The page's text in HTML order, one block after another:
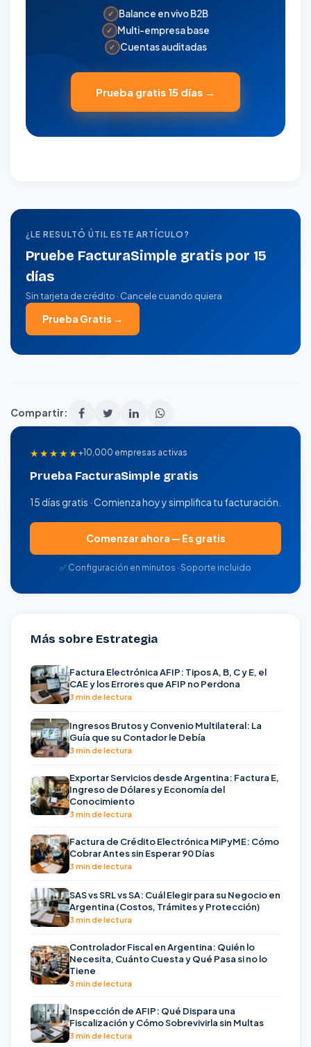
✓ Balance en vivo B2B
✓ Multi-empresa base
✓ Cuentas auditadas
Prueba gratis 15 días →
¿LE RESULTÓ ÚTIL ESTE ARTÍCULO?
Pruebe FacturaSimple gratis por 15
días
Sin tarjeta de crédito · Cancele cuando quiera
Prueba Gratis →
Compartir:
★★★★★+10,000 empresas activas
Prueba FacturaSimple gratis
15 días gratis · Comienza hoy y simplifica tu facturación.
Comenzar ahora — Es gratis
✅ Configuración en minutos · Soporte incluido
Más sobre Estrategia
Factura Electrónica AFIP: Tipos A, B, C y E, el
CAE y los Errores que AFIP no Perdona
3 min de lectura
Ingresos Brutos y Convenio Multilateral: La
Guía que su Contador le Debía
3 min de lectura
Exportar Servicios desde Argentina: Factura E,
Ingreso de Dólares y Economía del
Conocimiento
3 min de lectura
Factura de Crédito Electrónica MiPyME: Cómo
Cobrar Antes sin Esperar 90 Días
3 min de lectura
SAS vs SRL vs SA: Cuál Elegir para su Negocio en
Argentina (Costos, Trámites y Protección)
3 min de lectura
Controlador Fiscal en Argentina: Quién lo
Necesita, Cuánto Cuesta y Qué Pasa si no lo
Tiene
3 min de lectura
Inspección de AFIP: Qué Dispara una
Fiscalización y Cómo Sobrevivirla sin Multas
3 min de lectura